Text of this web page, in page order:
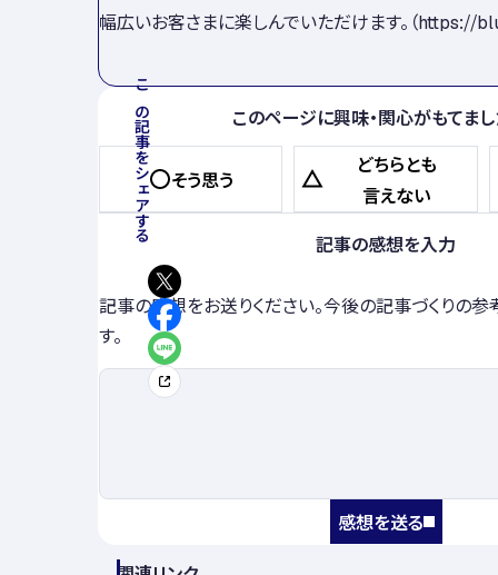
幅広いお客さまに楽しんでいただけます。（https://
この記事をシェアする このページに興味・関心がもてまし
そう思う
どちらとも
言えない
記事の感想を入力
記事の感想をお送りください。今後の記事づくりの
す。
感想を送る